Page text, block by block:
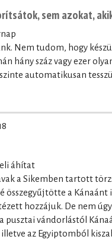
sem azokat,
Nem tudom, hogy
hány száz vagy ezer
automatikusan
áhítat
a Sikemben tartott
összegyűjtötte a
hozzájuk. De nem
pusztai vándorlástól
az Egyiptomból